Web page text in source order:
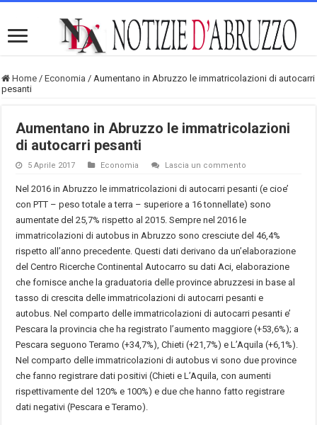
Home / Economia / Aumentano in Abruzzo le immatricolazioni di autocarri
pesanti
Aumentano in Abruzzo le immatricolazioni
di autocarri pesanti
5 Aprile 2017 Economia Lascia un commento
Nel 2016 in Abruzzo le immatricolazioni di autocarri pesanti (e cioe’
con PTT – peso totale a terra – superiore a 16 tonnellate) sono
aumentate del 25,7% rispetto al 2015. Sempre nel 2016 le
immatricolazioni di autobus in Abruzzo sono cresciute del 46,4%
rispetto all’anno precedente. Questi dati derivano da un’elaborazione
del Centro Ricerche Continental Autocarro su dati Aci, elaborazione
che fornisce anche la graduatoria delle province abruzzesi in base al
tasso di crescita delle immatricolazioni di autocarri pesanti e
autobus. Nel comparto delle immatricolazioni di autocarri pesanti e’
Pescara la provincia che ha registrato l’aumento maggiore (+53,6%); a
Pescara seguono Teramo (+34,7%), Chieti (+21,7%) e L’Aquila (+6,1%).
Nel comparto delle immatricolazioni di autobus vi sono due province
che fanno registrare dati positivi (Chieti e L’Aquila, con aumenti
rispettivamente del 120% e 100%) e due che hanno fatto registrare
dati negativi (Pescara e Teramo).